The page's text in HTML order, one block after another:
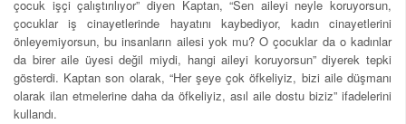
çocuk işçi çalıştırılıyor” diyen Kaptan, “Sen aileyi neyle koruyorsun,
çocuklar iş cinayetlerinde hayatını kaybediyor, kadın cinayetlerini
önleyemiyorsun, bu insanların ailesi yok mu? O çocuklar da o kadınlar
da birer aile üyesi değil miydi, hangi aileyi koruyorsun” diyerek tepki
gösterdi. Kaptan son olarak, “Her şeye çok öfkeliyiz, bizi aile düşmanı
olarak ilan etmelerine daha da öfkeliyiz, asıl aile dostu biziz” ifadelerini
kullandı.